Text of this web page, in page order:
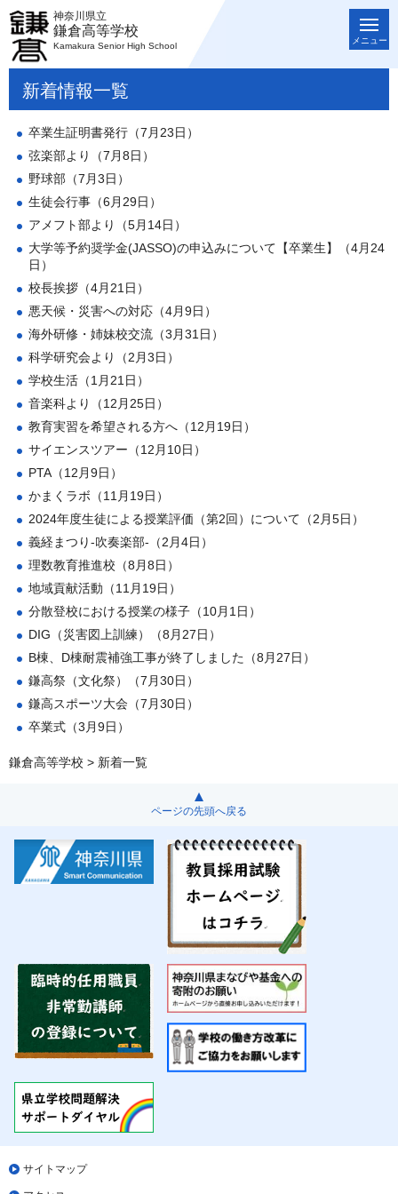
神奈川県立
鎌倉高等学校
Kamakura Senior High School
メニュー
新着情報一覧
卒業生証明書発行（7月23日）
弦楽部より（7月8日）
野球部（7月3日）
生徒会行事（6月29日）
アメフト部より（5月14日）
大学等予約奨学金(JASSO)の申込みについて【卒業生】（4月24
日）
校長挨拶（4月21日）
悪天候・災害への対応（4月9日）
海外研修・姉妹校交流（3月31日）
科学研究会より（2月3日）
学校生活（1月21日）
音楽科より（12月25日）
教育実習を希望される方へ（12月19日）
サイエンスツアー（12月10日）
PTA（12月9日）
かまくラボ（11月19日）
2024年度生徒による授業評価（第2回）について（2月5日）
義経まつり-吹奏楽部-（2月4日）
理数教育推進校（8月8日）
地域貢献活動（11月19日）
分散登校における授業の様子（10月1日）
DIG（災害図上訓練）（8月27日）
B棟、D棟耐震補強工事が終了しました（8月27日）
鎌高祭（文化祭）（7月30日）
鎌高スポーツ大会（7月30日）
卒業式（3月9日）
鎌倉高等学校 > 新着一覧
ページの先頭へ戻る
サイトマップ